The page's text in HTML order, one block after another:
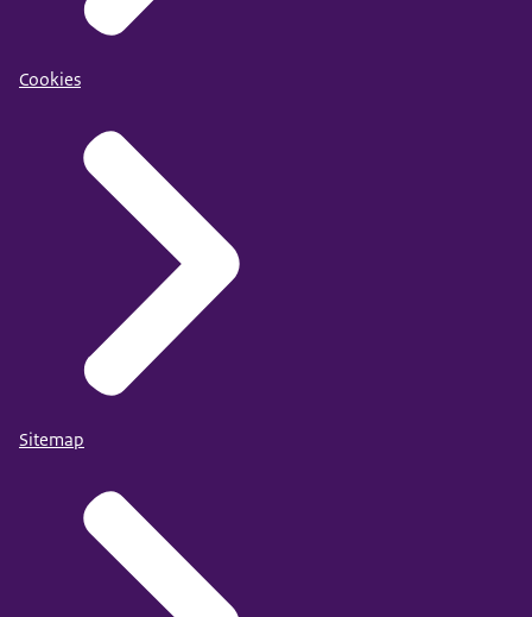
Cookies
Sitemap